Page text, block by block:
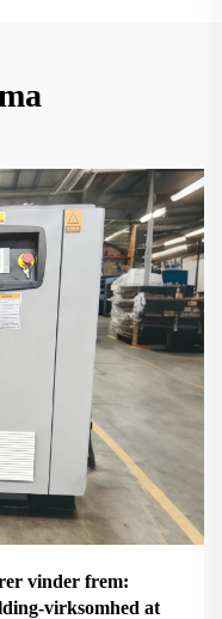
vinder frem:
virksomhed at